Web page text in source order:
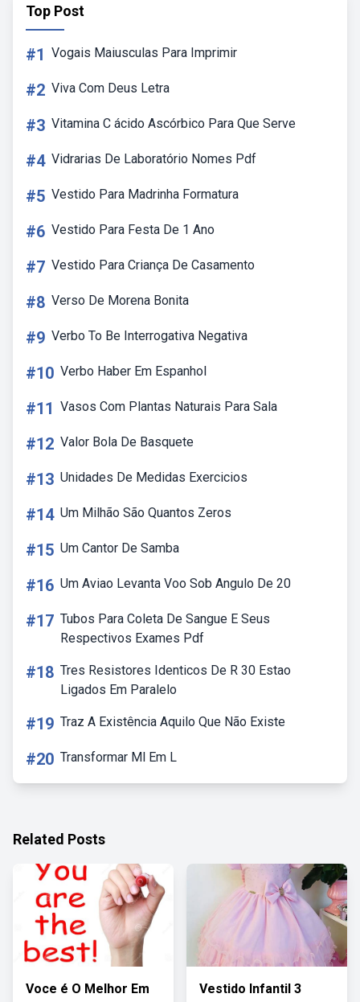
Top Post
#1 Vogais Maiusculas Para Imprimir
#2 Viva Com Deus Letra
#3 Vitamina C ácido Ascórbico Para Que Serve
#4 Vidrarias De Laboratório Nomes Pdf
#5 Vestido Para Madrinha Formatura
#6 Vestido Para Festa De 1 Ano
#7 Vestido Para Criança De Casamento
#8 Verso De Morena Bonita
#9 Verbo To Be Interrogativa Negativa
#10 Verbo Haber Em Espanhol
#11 Vasos Com Plantas Naturais Para Sala
#12 Valor Bola De Basquete
#13 Unidades De Medidas Exercicios
#14 Um Milhão São Quantos Zeros
#15 Um Cantor De Samba
#16 Um Aviao Levanta Voo Sob Angulo De 20
#17 Tubos Para Coleta De Sangue E Seus
Respectivos Exames Pdf
#18 Tres Resistores Identicos De R 30 Estao
Ligados Em Paralelo
#19 Traz A Existência Aquilo Que Não Existe
#20 Transformar Ml Em L
Related Posts
Voce é O Melhor Em
Vestido Infantil 3